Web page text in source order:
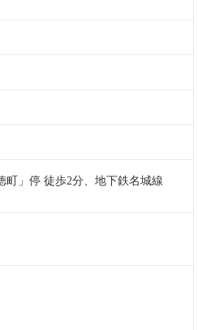
町」停 徒歩2分、地下鉄名城線